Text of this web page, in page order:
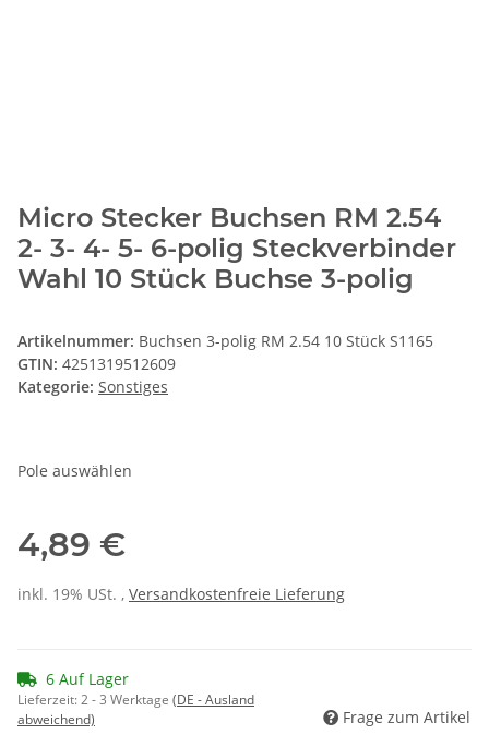
Micro Stecker Buchsen RM 2.54
2- 3- 4- 5- 6-polig Steckverbinder
Wahl 10 Stück Buchse 3-polig
Artikelnummer: Buchsen 3-polig RM 2.54 10 Stück S1165
GTIN: 4251319512609
Kategorie: Sonstiges
Pole auswählen
4,89 €
inkl. 19% USt. , Versandkostenfreie Lieferung
6 Auf Lager
Lieferzeit:2 - 3 Werktage (DE - Ausland
abweichend)
Frage zum Artikel